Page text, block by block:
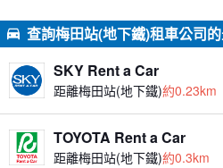
查詢梅田站(地下鐵)租車公司
SKY Rent a Car
距離梅田站(地下鐵)約0.23km
TOYOTA Rent a Car
距離梅田站(地下鐵)約0.3km